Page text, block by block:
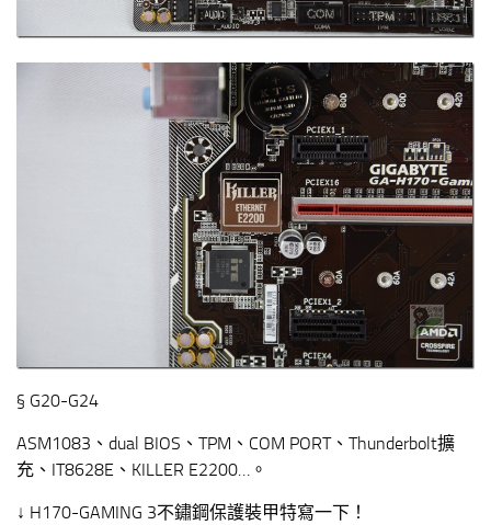
§ G20-G24
ASM1083、dual BIOS、TPM、COM PORT、Thunderbolt擴
充、IT8628E、KILLER E2200…。
↓ H170-GAMING 3不鏽鋼保護裝甲特寫一下！